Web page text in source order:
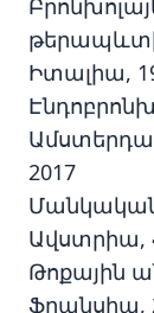
Իտալիա,
2017
Մանկական
Ավստրիա,
Թոքային
Ֆրանսիա,